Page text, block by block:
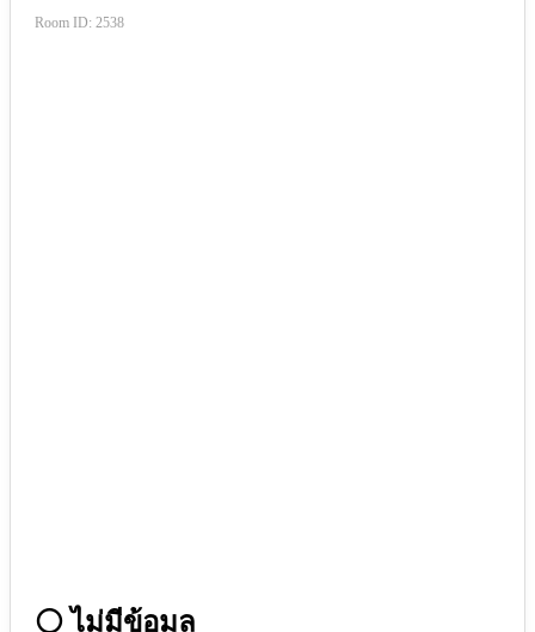
Room ID: 2538
⚪ ไม่มีข้อมูล